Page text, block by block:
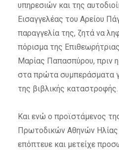
υπηρεσιών και της
Εισαγγελέας του Αρείου
παραγγελία της, ζητά να
πόρισμα της
Μαρίας Παπασπύρου, πριν η
στα πρώτα συμπεράσματα
της βιβλικής καταστροφής.
Και ενώ ο προϊστάμενος
Πρωτοδικών Αθηνών Ηλίας
επόπτευε και μετείχε